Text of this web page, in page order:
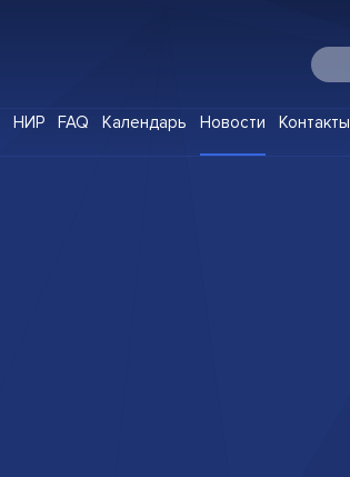
НИР FAQ Календарь Новости Контакты